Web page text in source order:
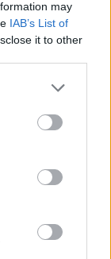
may
IAB’s List of
it to other
more Google
may click to
party tags to
below Google
Ha
continua